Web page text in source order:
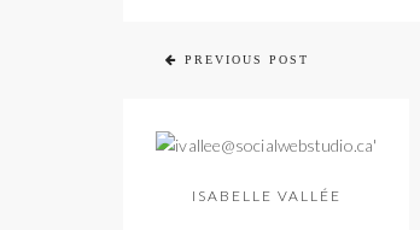
PREVIOUS POST
ISABELLE VALLÉE